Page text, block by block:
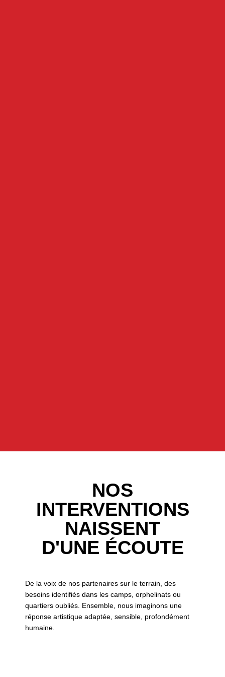
NOS
INTERVENTIONS
NAISSENT
D'UNE ÉCOUTE
De la voix de nos partenaires sur le terrain, des
besoins identifiés dans les camps, orphelinats ou
quartiers oubliés. Ensemble, nous imaginons une
réponse artistique adaptée, sensible, profondément
humaine.